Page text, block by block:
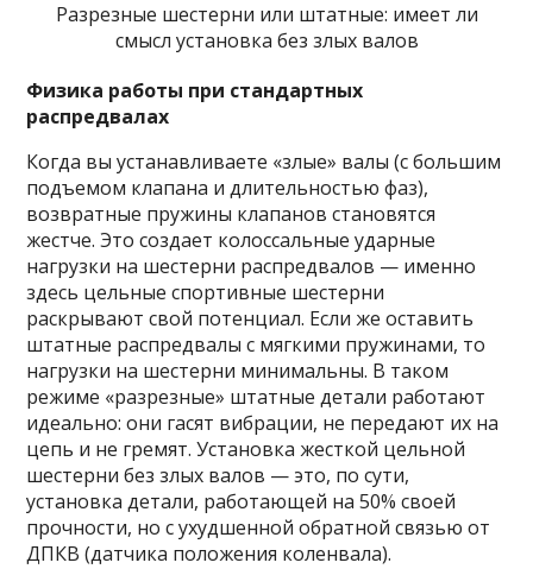
Разрезные шестерни или штатные: имеет ли
смысл установка без злых валов
Физика работы при стандартных
распредвалах
Когда вы устанавливаете «злые» валы (с большим
подъемом клапана и длительностью фаз),
возвратные пружины клапанов становятся
жестче. Это создает колоссальные ударные
нагрузки на шестерни распредвалов — именно
здесь цельные спортивные шестерни
раскрывают свой потенциал. Если же оставить
штатные распредвалы с мягкими пружинами, то
нагрузки на шестерни минимальны. В таком
режиме «разрезные» штатные детали работают
идеально: они гасят вибрации, не передают их на
цепь и не гремят. Установка жесткой цельной
шестерни без злых валов — это, по сути,
установка детали, работающей на 50% своей
прочности, но с ухудшенной обратной связью от
ДПКВ (датчика положения коленвала).